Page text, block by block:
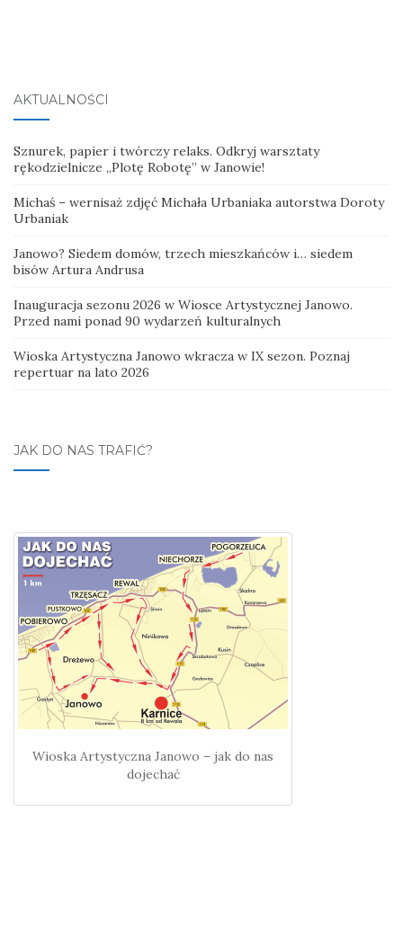
AKTUALNOŚCI
Sznurek, papier i twórczy relaks. Odkryj warsztaty
rękodzielnicze „Plotę Robotę” w Janowie!
Michaś – wernisaż zdjęć Michała Urbaniaka autorstwa Doroty
Urbaniak
Janowo? Siedem domów, trzech mieszkańców i… siedem
bisów Artura Andrusa
Inauguracja sezonu 2026 w Wiosce Artystycznej Janowo.
Przed nami ponad 90 wydarzeń kulturalnych
Wioska Artystyczna Janowo wkracza w IX sezon. Poznaj
repertuar na lato 2026
JAK DO NAS TRAFIĆ?
Wioska Artystyczna Janowo – jak do nas
dojechać